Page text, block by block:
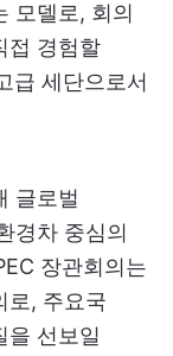
모델로, 회의
접 경험할
급 세단으로서
글로벌
경차 중심의
장관회의는
로, 주요국
을 선보일